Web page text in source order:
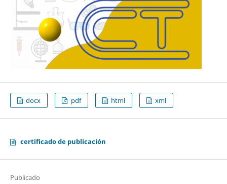
docx pdf html xml
certificado de publicación
Publicado